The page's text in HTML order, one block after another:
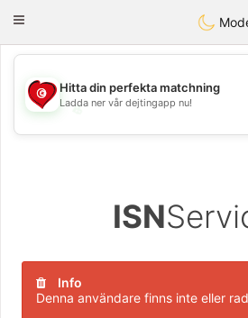
Tunisia
Toggle
💖
Hitta din perfekta matchning
Ladda ner vår dejtingapp nu!
ISN
Info
Denna användare finns inte eller